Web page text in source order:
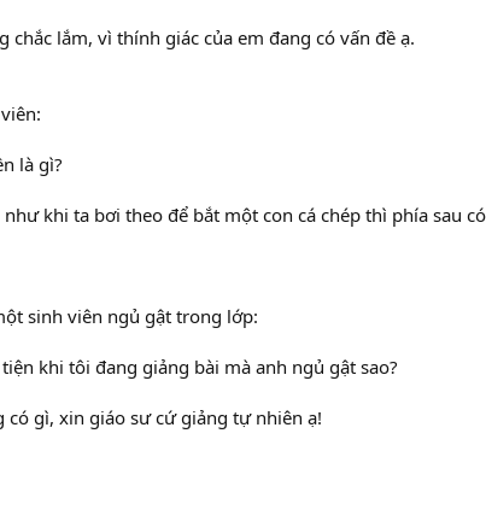
chắc lắm, vì thính giác của em đang có vấn đề ạ.
là gì?
khi ta bơi theo để bắt một con cá chép thì phía sau
sinh viên ngủ gật trong lớp:
khi tôi đang giảng bài mà anh ngủ gật sao?
có gì, xin giáo sư cứ giảng tự nhiên ạ!